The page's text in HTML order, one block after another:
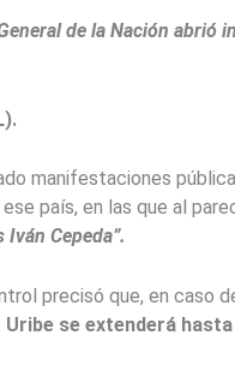
de la Nación abrió
manifestaciones
país, en las que al
Cepeda”.
precisó que, en caso
se extenderá